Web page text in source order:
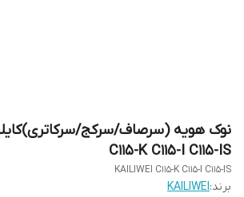
C115-K C115-I C115-IS
KAILIWEI C115-K C115-I C115-IS
برند:KAILIWEI